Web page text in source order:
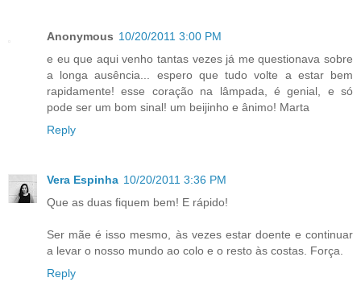
Anonymous 10/20/2011 3:00 PM
e eu que aqui venho tantas vezes já me questionava sobre
a longa ausência... espero que tudo volte a estar bem
rapidamente! esse coração na lâmpada, é genial, e só
pode ser um bom sinal! um beijinho e ânimo! Marta
Reply
Vera Espinha 10/20/2011 3:36 PM
Que as duas fiquem bem! E rápido!
Ser mãe é isso mesmo, às vezes estar doente e continuar
a levar o nosso mundo ao colo e o resto às costas. Força.
Reply